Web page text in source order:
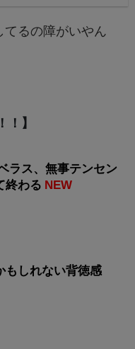
るの障がいやん
！】
ラス、無事テンセン
終わる NEW
もしれない背徳感